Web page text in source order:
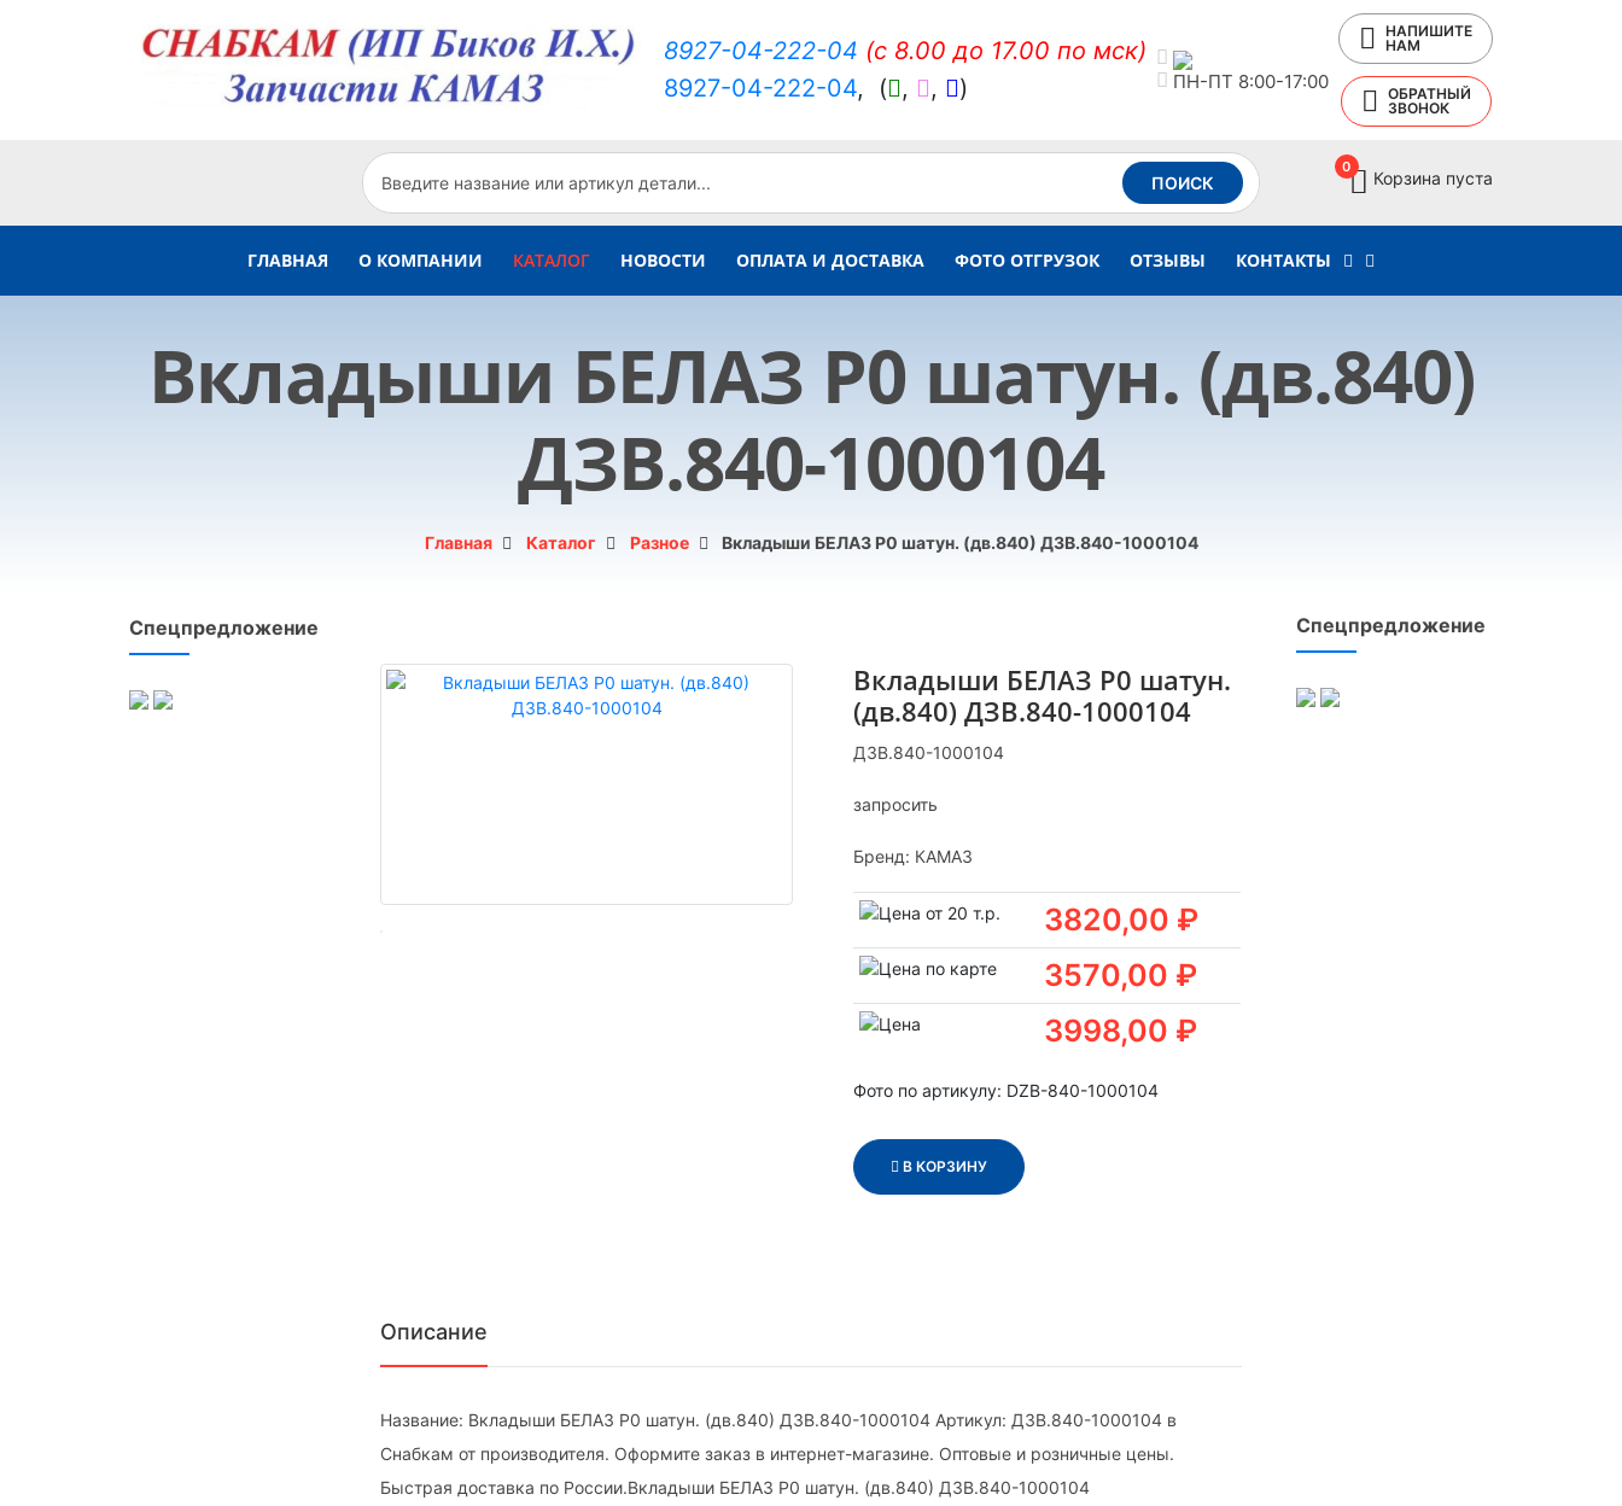
8927-04-222-04 (c 8.00 до 17.00 по мск)
8927-04-222-04, ( , , ) ПН-ПТ 8:00-17:00
НАПИШИТЕ
НАМ
ОБРАТНЫЙ
ЗВОНОК
ПОИСК
0
Корзина пуста
ГЛАВНАЯ О КОМПАНИИ КАТАЛОГ НОВОСТИ ОПЛАТА И ДОСТАВКА ФОТО ОТГРУЗОК ОТЗЫВЫ КОНТАКТЫ
Вкладыши БЕЛАЗ Р0 шатун. (дв.840)
ДЗВ.840-1000104
Главная Каталог Разное Вкладыши БЕЛАЗ Р0 шатун. (дв.840) ДЗВ.840-1000104
Спецпредложение
Вкладыши БЕЛАЗ Р0 шатун.
(дв.840) ДЗВ.840-1000104
ДЗВ.840-1000104
запросить
Бренд: КАМАЗ
3820,00 ₽
3570,00 ₽
3998,00 ₽
Фото по артикулу: DZB-840-1000104
В КОРЗИНУ
Описание
Название: Вкладыши БЕЛАЗ Р0 шатун. (дв.840) ДЗВ.840-1000104 Артикул: ДЗВ.840-1000104 в
Снабкам от производителя. Оформите заказ в интернет-магазине. Оптовые и розничные цены.
Быстрая доставка по России.Вкладыши БЕЛАЗ Р0 шатун. (дв.840) ДЗВ.840-1000104
Спецпредложение